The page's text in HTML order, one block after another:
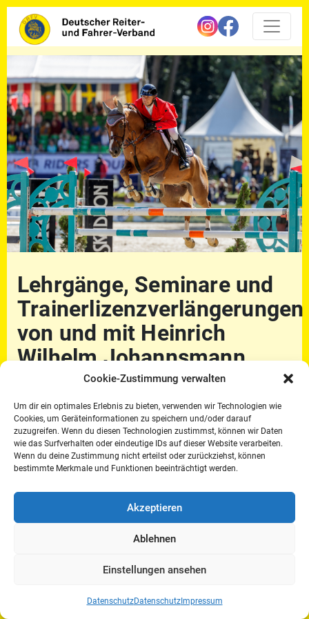
Cookie-Zustimmung verwalten
Um dir ein optimales Erlebnis zu bieten, verwenden wir Technologien wie
Cookies, um Geräteinformationen zu speichern und/oder darauf
zuzugreifen. Wenn du diesen Technologien zustimmst, können wir Daten
wie das Surfverhalten oder eindeutige IDs auf dieser Website verarbeiten.
Wenn du deine Zustimmung nicht erteilst oder zurückziehst, können
bestimmte Merkmale und Funktionen beeinträchtigt werden.
Akzeptieren
Ablehnen
Einstellungen ansehen
DatenschutzDatenschutzImpressum
Lehrgänge, Seminare und
Trainerlizenzverlängerungen
von und mit Heinrich
Wilhelm Johannsmann
Zu diesen Veranstaltungen sind die
Mitglieder des DRFV herzlich eingeladen!
Interessierte melden sich bitte direkt bei den
Veranstaltern vor Ort.
> Liste der Veranstaltungen [PDF]
Mobil: 0160-5815866 · Fax: 02581-6382 10 · E-Mail: